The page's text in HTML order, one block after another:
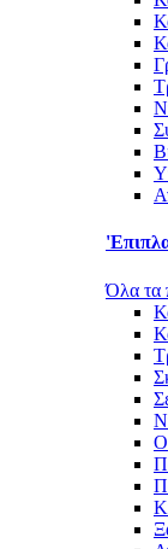
Όλα τα